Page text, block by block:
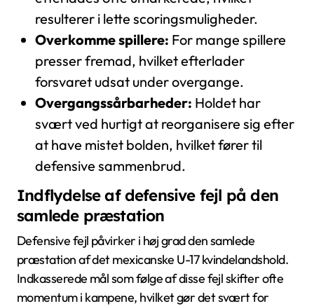
resulterer i lette scoringsmuligheder.
Overkomme spillere: For mange spillere
presser fremad, hvilket efterlader
forsvaret udsat under overgange.
Overgangssårbarheder: Holdet har
svært ved hurtigt at reorganisere sig efter
at have mistet bolden, hvilket fører til
defensive sammenbrud.
Indflydelse af defensive fejl på den
samlede præstation
Defensive fejl påvirker i høj grad den samlede
præstation af det mexicanske U-17 kvindelandshold.
Indkasserede mål som følge af disse fejl skifter ofte
momentum i kampene, hvilket gør det svært for